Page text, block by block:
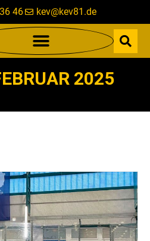
46 kev@kev81.de
2025